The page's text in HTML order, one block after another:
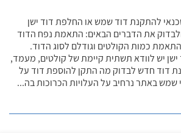
להתקנת דוד שמש או החלפת דוד ישן
את הדברים הבאים: התאמת נפח הדוד
כמות הקולטים וגודלם לסוג הדוד.
יש לוודא תשתית קיימת של קולטים, מעמד,
דוד חדש לבדוק מה התקן להוספת דוד על
שמש באתר נרחיב על העלויות הכרוכות בה...